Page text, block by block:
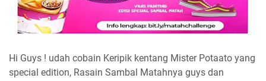
Hi Guys ! udah cobain Keripik kentang Mister Potaato yang
special edition, Rasain Sambal Matahnya guys dan